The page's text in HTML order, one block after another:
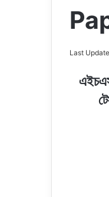
Last